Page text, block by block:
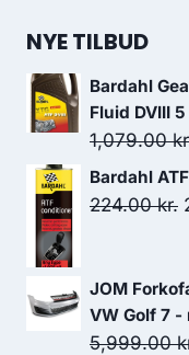
NYE TILBUD
Bardahl
Fluid DVIII
1,079.00
Bardahl
224.00kr.
JOM
VW Golf 7 -
5,999.00